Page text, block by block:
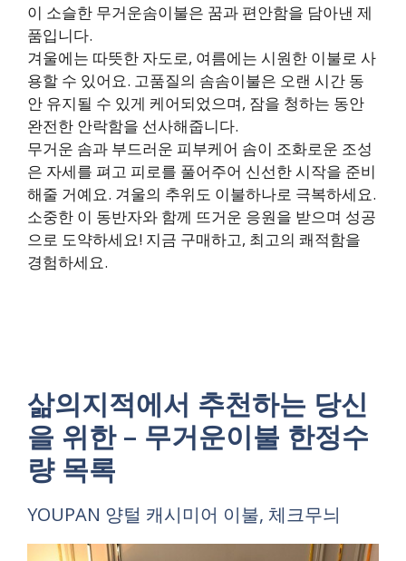
이 소슬한 무거운솜이불은 꿈과 편안함을 담아낸 제
품입니다.
겨울에는 따뜻한 자도로, 여름에는 시원한 이불로 사
용할 수 있어요. 고품질의 솜솜이불은 오랜 시간 동
안 유지될 수 있게 케어되었으며, 잠을 청하는 동안
완전한 안락함을 선사해줍니다.
무거운 솜과 부드러운 피부케어 솜이 조화로운 조성
은 자세를 펴고 피로를 풀어주어 신선한 시작을 준비
해줄 거예요. 겨울의 추위도 이불하나로 극복하세요.
소중한 이 동반자와 함께 뜨거운 응원을 받으며 성공
으로 도약하세요! 지금 구매하고, 최고의 쾌적함을
경험하세요.
삶의지적에서 추천하는 당신
을 위한 – 무거운이불 한정수
량 목록
YOUPAN 양털 캐시미어 이불, 체크무늬